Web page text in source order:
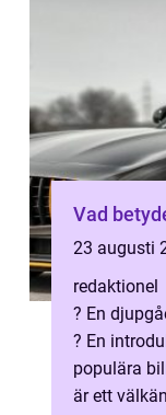
Vad
23 augusti
redaktionel
? En
? En
populära
är ett